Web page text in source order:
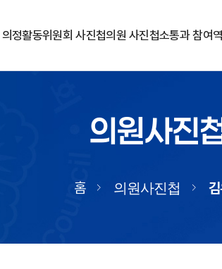
의정활동위원회 사진첩의원 사진첩소통과 참여
의원사진
홈 의원사진첩